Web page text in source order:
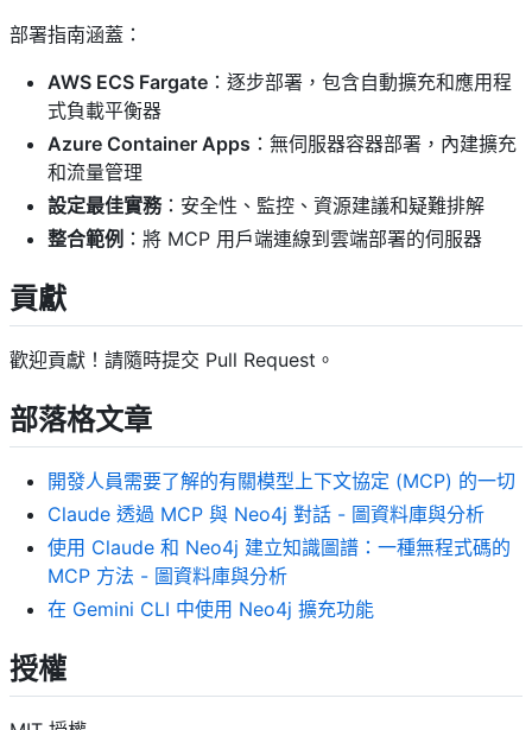
部署指南涵蓋：
AWS ECS Fargate ：逐步部署，包含自動擴充和應用程
式負載平衡器
Azure Container Apps ：無伺服器容器部署，內建擴充
和流量管理
設定最佳實務：安全性、監控、資源建議和疑難排解
整合範例 ：將 MCP 用戶端連線到雲端部署的伺服器
貢獻
歡迎貢獻！請隨時提交 Pull Request。
部落格文章
開發人員需要了解的有關模型上下文協定 (MCP) 的一切
Claude 透過 MCP 與 Neo4j 對話 - 圖資料庫與分析
使用 Claude 和 Neo4j 建立知識圖譜：一種無程式碼的
MCP 方法 - 圖資料庫與分析
在 Gemini CLI 中使用 Neo4j 擴充功能
授權